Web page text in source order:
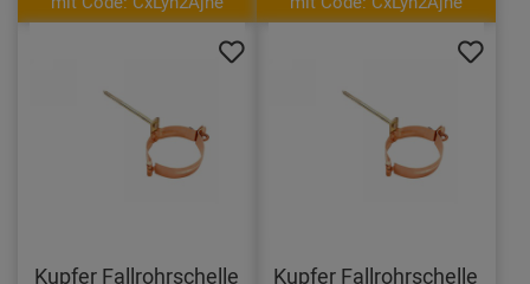
Kupfer Fallrohrschelle
Kupfer Fallrohrschelle